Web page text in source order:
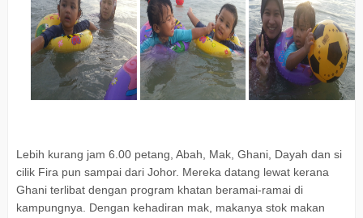
Lebih kurang jam 6.00 petang, Abah, Mak, Ghani, Dayah dan si
cilik Fira pun sampai dari Johor. Mereka datang lewat kerana
Ghani terlibat dengan program khatan beramai-ramai di
kampungnya. Dengan kehadiran mak, makanya stok makan